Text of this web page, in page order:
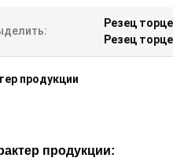
Резец
Резец
продукции
продукции: